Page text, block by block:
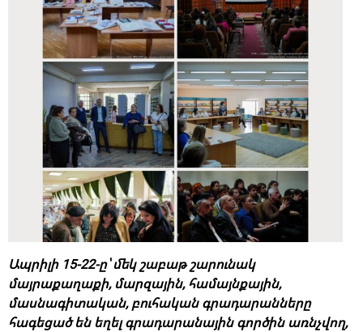
Ապրիլի 15-22-ը՝ մեկ շաբաթ շարունակ
մայրաքաղաքի, մարզային, համայնքային,
մասնագիտական, բուհական գրադարանները
հագեցած են եղել գրադարանային գործին առնչվող,